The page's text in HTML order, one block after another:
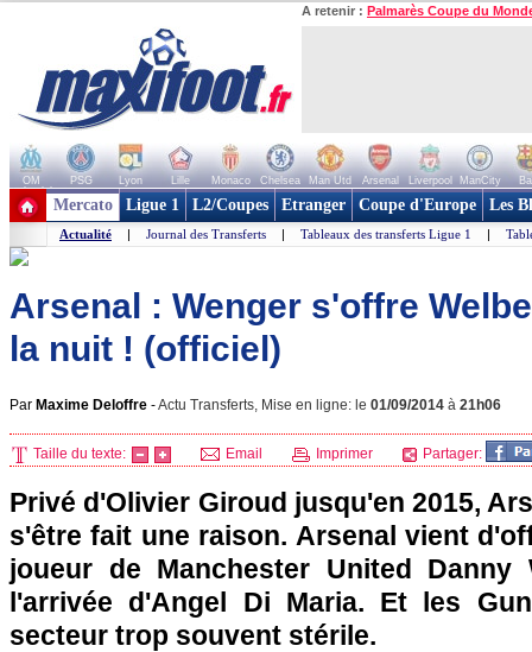
A retenir : Palmarès Coupe du
OM PSG Lyon Lille Monaco Chelsea Man Utd Arsenal Liverpool ManCity
+ de clubs
Mercato Ligue 1 L2/Coupes Etranger Coupe d'Europe Les
Actualité | Journal des Transferts | Tableaux des transferts Ligue 1 |
Arsenal : Wenger s'offre
la nuit ! (officiel)
Par Maxime Deloffre -Actu Transferts, Mise en ligne: le 01/09/2014 à 21h06
Taille du texte: Email Imprimer Partager:
Privé d'Olivier Giroud jusqu'en 2015,
s'être fait une raison. Arsenal vient
joueur de Manchester United Danny
l'arrivée d'Angel Di Maria. Et les
secteur trop souvent stérile.